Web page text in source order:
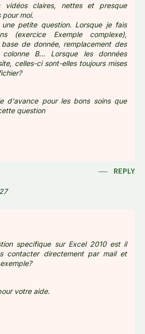
vidéos claires, nettes et presque
pour moi.
petite question. Lorsque je fais
(exercice Exemple complexe),
de donnée, remplacement des
B... Lorsque les données
celles-ci sont-elles toujours mises
d'avance pour les bons soins que
question
specifique sur Excel 2010 est il
contacter directement par mail et
votre aide.
REPLY